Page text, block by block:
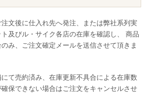
文後に仕入れ先へ発注、または弊社系列実
及びル・サイク各店の在庫を確認し、 商品
み、ご注文確定メールを送信させて頂きま
て売約済み、在庫更新不具合による在庫数
保できない場合はご注文をキャンセルさせ